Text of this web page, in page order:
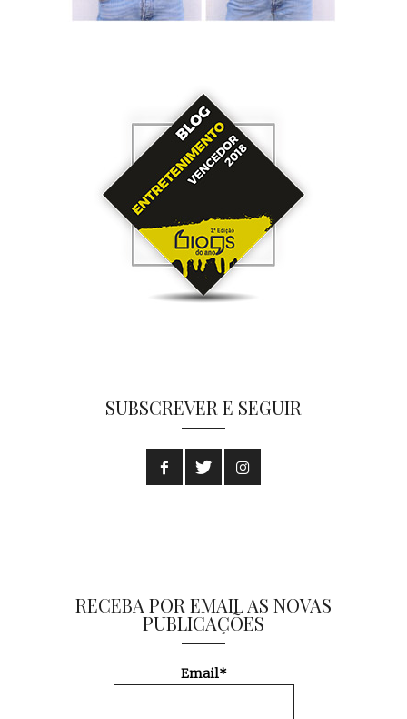
SUBSCREVER E SEGUIR
RECEBA POR EMAIL AS NOVAS
PUBLICAÇÕES
Email*